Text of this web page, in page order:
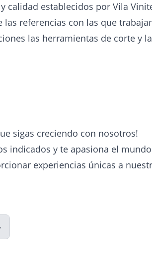
calidad establecidos por Vila
las referencias con las que
las herramientas de corte y
sigas creciendo con nosotros!
indicados y te apasiona el
experiencias únicas a